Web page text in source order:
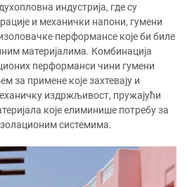
индустрија, где су
и механички напони, гумени
перформансе које би биле
материјалима. Комбинација
перформанси чини гумени
за примене које захтевају и
издржљивост, пружајући
које елиминише потребу за
системима.